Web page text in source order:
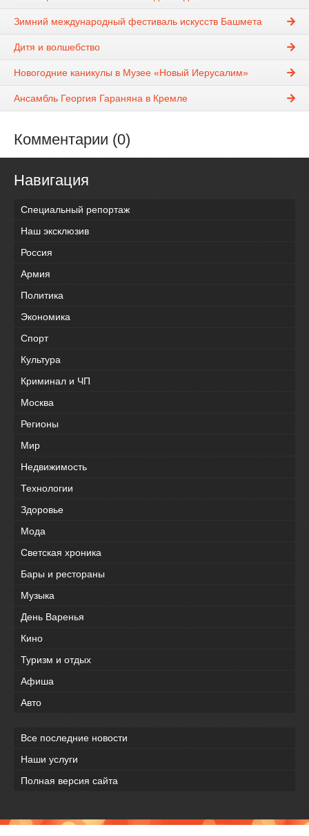
Зимний международный фестиваль искусств Башмета
Дитя и волшебство
Новогодние каникулы в Музее «Новый Иерусалим»
Ансамбль Георгия Гараняна в Кремле
Комментарии (0)
Навигация
Специальный репортаж
Наш эксклюзив
Россия
Армия
Политика
Экономика
Спорт
Культура
Криминал и ЧП
Москва
Регионы
Мир
Недвижимость
Технологии
Здоровье
Мода
Светская хроника
Бары и рестораны
Музыка
День Варенья
Кино
Туризм и отдых
Афиша
Авто
Все последние новости
Наши услуги
Полная версия сайта